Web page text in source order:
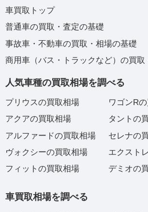
車買取トップ
普通車の買取・査定の基礎
事故車・不動車の買取・相場の基礎
商用車（バス・トラックなど）の買取
人気車種の買取相場を調べる
プリウスの買取相場
アクアの買取相場
アルファードの買取相場
ヴォクシーの買取相場
フィットの買取相場
ワゴンR
タントの
セレナの
エクスト
デミオの
車買取相場を調べる